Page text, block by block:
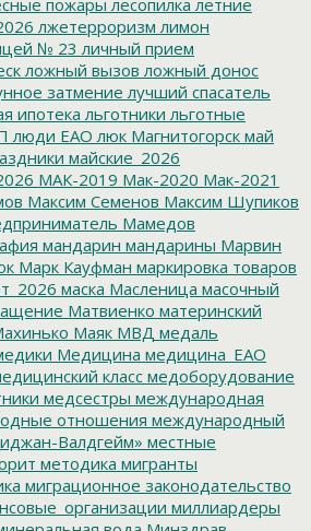
лжетерроризм лимон
№ 23 личный прием
ложный вызов ложный донос
затмение лучший спасатель
ипотека льготники льготные
люди ЕАО люк Магнитогорск май
майские_2026
МАК-2019 Мак-2020 Мак-2021
Максим Семенов Максим Шупиков
Мамедов
мандарин мандарины Марвин
Марк Кауфман маркировка товаров
маска Масленица масочный
Матвиенко материнский
Маяк МВД медаль
Медицина медицина_ЕАО
класс медоборудование
медсестры международная
отношения международный
Валдгейм» местные
методика мигранты
миграционное законодательство
миллиардеры